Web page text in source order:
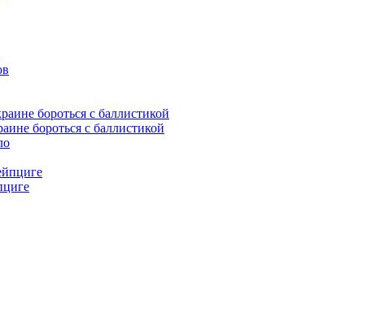
бороться с баллистикой